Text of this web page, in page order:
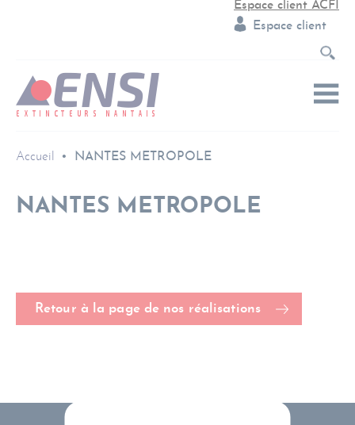
Espace client ACFI
Espace client
Accueil NANTES METROPOLE
NANTES METROPOLE
Retour à la page de nos réalisations